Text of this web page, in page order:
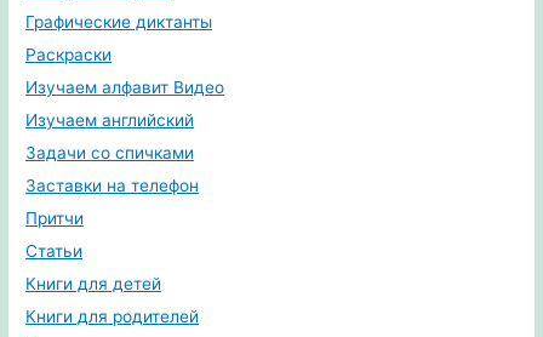
Графические диктанты
Раскраски
Изучаем алфавит Видео
Изучаем английский
Задачи со спичками
Заставки на телефон
Притчи
Статьи
Книги для детей
Книги для родителей